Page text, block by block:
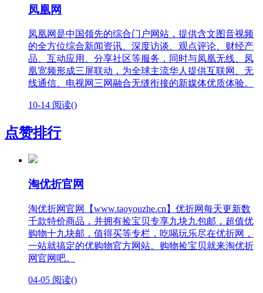
凤凰网
凤凰网是中国领先的综合门户网站，提供含文图音视频
的全方位综合新闻资讯、深度访谈、观点评论、财经产
品、互动应用、分享社区等服务，同时与凤凰无线、凤
凰宽频形成三屏联动，为全球主流华人提供互联网、无
线通信、电视网三网融合无缝衔接的新媒体优质体验。
10-14 阅读()
点赞排行
淘优折官网
淘优折网官网【www.taoyouzhe.cn】优折网每天更新数
千款特价商品，并拥有捡宝贝专享九块九包邮，超值优
购物十九块邮，值得买等专栏，吃喝玩乐尽在优折网，
一站就搞定的优购物官方网站。购物捡宝贝就来淘优折
网官网吧。
04-05 阅读()